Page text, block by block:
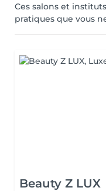
Ces salons et
pratiques que vous
Beauty Z LUX